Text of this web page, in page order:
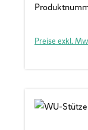
Preise exkl.